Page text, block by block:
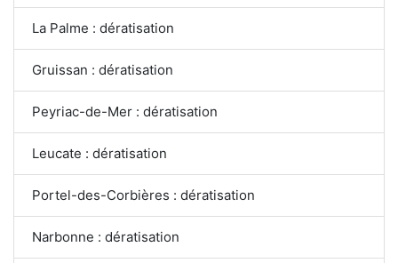
La Palme : dératisation
Gruissan : dératisation
Peyriac-de-Mer : dératisation
Leucate : dératisation
Portel-des-Corbières : dératisation
Narbonne : dératisation